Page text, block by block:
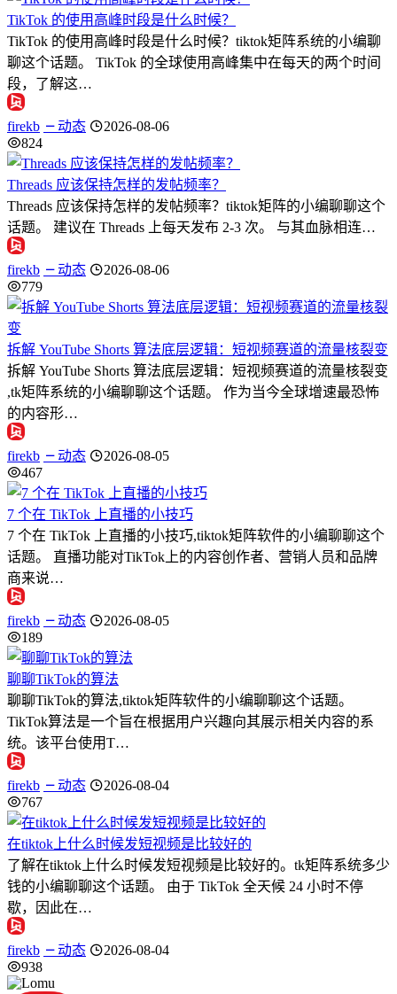
TikTok 的使用高峰时段是什么时候？
TikTok 的使用高峰时段是什么时候？tiktok矩阵系统的小编聊
聊这个话题。 TikTok 的全球使用高峰集中在每天的两个时间
段，了解这…
firekb 动态
2026-08-06
824
Threads 应该保持怎样的发帖频率？
Threads 应该保持怎样的发帖频率？tiktok矩阵的小编聊聊这个
话题。 建议在 Threads 上每天发布 2-3 次。 与其血脉相连…
firekb 动态
2026-08-06
779
拆解 YouTube Shorts 算法底层逻辑：短视频赛道的流量核裂变
拆解 YouTube Shorts 算法底层逻辑：短视频赛道的流量核裂变
,tk矩阵系统的小编聊聊这个话题。 作为当今全球增速最恐怖
的内容形…
firekb 动态
2026-08-05
467
7 个在 TikTok 上直播的小技巧
7 个在 TikTok 上直播的小技巧,tiktok矩阵软件的小编聊聊这个
话题。 直播功能对TikTok上的内容创作者、营销人员和品牌
商来说…
firekb 动态
2026-08-05
189
聊聊TikTok的算法
聊聊TikTok的算法,tiktok矩阵软件的小编聊聊这个话题。
TikTok算法是一个旨在根据用户兴趣向其展示相关内容的系
统。该平台使用T…
firekb 动态
2026-08-04
767
在tiktok上什么时候发短视频是比较好的
了解在tiktok上什么时候发短视频是比较好的。tk矩阵系统多少
钱的小编聊聊这个话题。 由于 TikTok 全天候 24 小时不停
歇，因此在…
firekb 动态
2026-08-04
938